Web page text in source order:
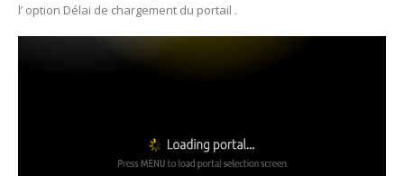
l’ option Délai de chargement du portail .